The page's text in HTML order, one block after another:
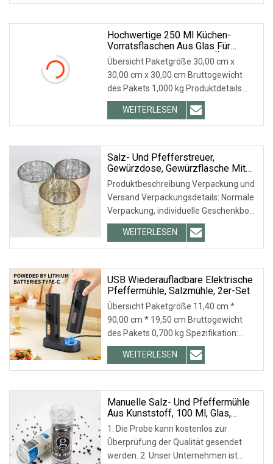
Breite: 100 %; Höhe: 100 %;
Hochwertige 250 Ml Küchen-
Vorratsflaschen Aus Glas Für
Gewürze, Pfeffer, Honig, Öl Mit
Löffel, Pinsel, Schöpfkelle
Übersicht Paketgröße 30,00 cm x
30,00 cm x 30,00 cm Bruttogewicht
des Pakets 1,000 kg Produktdetails
Unser persönlicher Service Senden Sie
uns eine Anfrage, um weitere Details
zu diesem Produkt zu erhalten! Unser
Xuzhou
WEITERLESEN
Salz- Und Pfefferstreuer,
Gewürzdose, Gewürzflasche Mit
Edelstahldeckel
Produktbeschreibung Verpackung und
Versand Verpackungsdetails: Normale
Verpackung, individuelle Geschenkbox,
PVC-Box, Fensterbox, Farbbox, weiße
Box usw. Lieferzeit: 7–45 Tage, je nach
Kundenwunsch. Vorlaufzeit:
WEITERLESEN
USB Wiederaufladbare Elektrische
Pfeffermühle, Salzmühle, 2er-Set
Übersicht Paketgröße 11,40 cm *
90,00 cm * 19,50 cm Bruttogewicht
des Pakets 0,700 kg Spezifikation:
Bilder Warum wir 1) Überlegene
Qualität Qualität ist das Wichtigste! Wir
setzen uns dafür ein, dass alle
WEITERLESEN
Manuelle Salz- Und Pfeffermühle
Aus Kunststoff, 100 Ml, Glas,
Schwarz
1. Die Probe kann kostenlos zur
Überprüfung der Qualität gesendet
werden. 2. Unser Unternehmen ist